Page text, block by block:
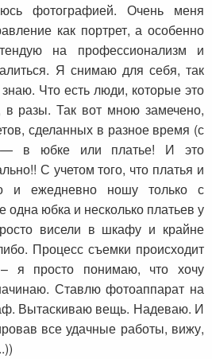
фотографией. Очень меня
как портрет, а особенно
на профессионализм и
Я снимаю для себя, так
Что есть люди, которые это
разы. Так вот мною замечено,
сделанных в разное время (с
в юбке или платье! И это
С учетом того, что платья и
и ежедневно ношу только с
юбка и несколько платьев у
висели в шкафу и крайне
Процесс съемки происходит
– я просто понимаю, что хочу
Ставлю фотоаппарат на
Вытаскиваю вещь. Надеваю. И
все удачные работы, вижу,